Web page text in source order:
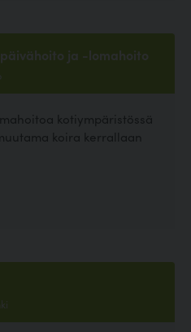
ja -lomahoito
kotiympäristössä
koira kerrallaan